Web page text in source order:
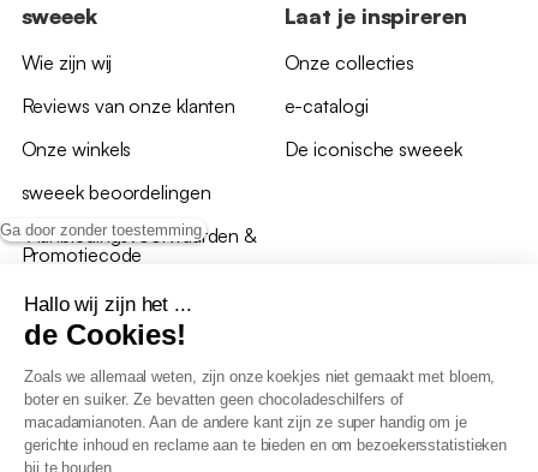
Ga door zonder toestemming
Hallo wij zijn het ...
de Cookies!
Zoals we allemaal weten, zijn onze koekjes niet gemaakt met bloem,
boter en suiker. Ze bevatten geen chocoladeschilfers of
macadamianoten. Aan de andere kant zijn ze super handig om je
gerichte inhoud en reclame aan te bieden en om bezoekersstatistieken
bij te houden.
sweeek
Wie zijn wij
Reviews van onze klanten
Onze winkels
sweeek beoordelingen
*Aanbiedingsvoorwaarden &
Promotiecode
Laat je inspireren
Onze collecties
e-catalogi
De iconische sweeek
Algemene verkoopsvoorwaarden
AV loyaliteitsprogramma
Beleid persoonsgegevens